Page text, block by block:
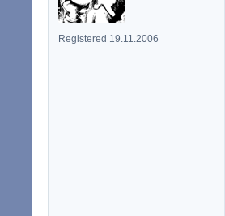
Registered 19.11.2006